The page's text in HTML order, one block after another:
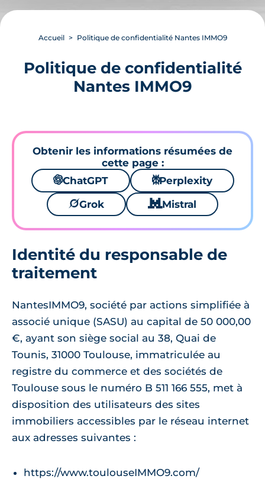
Accueil Politique de confidentialité Nantes IMMO9
Politique de confidentialité
Nantes IMMO9
Obtenir les informations résumées de
cette page :
🌌ChatGPT ⚙Perplexity
🪐Grok 🐱 Mistral
Identité du responsable de
traitement
NantesIMMO9, société par actions simplifiée à
associé unique (SASU) au capital de 50 000,00
€, ayant son siège social au 38, Quai de
Tounis, 31000 Toulouse, immatriculée au
registre du commerce et des sociétés de
Toulouse sous le numéro B 511 166 555, met à
disposition des utilisateurs des sites
immobiliers accessibles par le réseau internet
aux adresses suivantes :
https://www.toulouseIMMO9.com/